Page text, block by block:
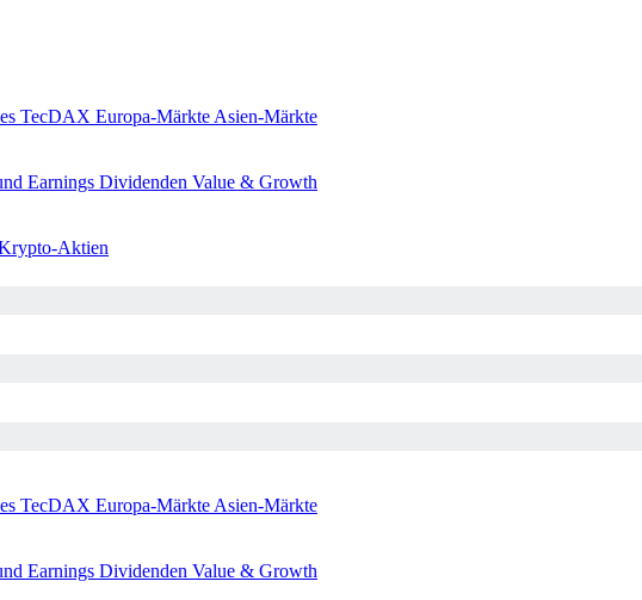
TecDAX Europa-Märkte Asien-Märkte
Earnings Dividenden Value & Growth
Aktien
TecDAX Europa-Märkte Asien-Märkte
Earnings Dividenden Value & Growth